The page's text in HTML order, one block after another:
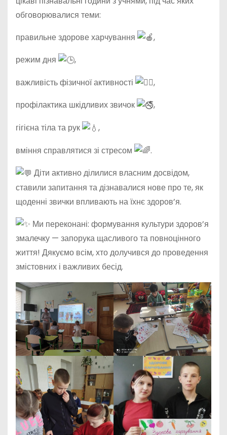
обговорювалися теми:
правильне здорове харчування
,
режим дня
,
важливість фізичної активності
,
профілактика шкідливих звичок
,
гігієна тіла та рук
,
вміння справлятися зі стресом
.
Діти активно ділилися власним досвідом,
ставили запитання та дізнавалися нове про те, як
щоденні звички впливають на їхнє здоров’я.
Ми переконані: формування культури здоров’я
змалечку — запорука щасливого та повноцінного
життя! Дякуємо всім, хто долучився до проведення
змістовних і важливих бесід.